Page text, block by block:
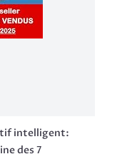
intelligent:
des 7